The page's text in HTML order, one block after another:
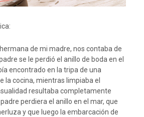
de mi madre, nos contaba de
se le perdió el anillo de boda en el
encontrado en la tripa de una
la cocina, mientras limpiaba el
resultaba completamente
perdiera el anillo en el mar, que
y que luego la embarcación de